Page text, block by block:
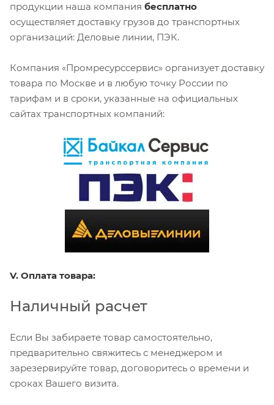
продукции наша компания бесплатно
осуществляет доставку грузов до транспортных
организаций: Деловые линии, ПЭК.
Компания «Промресурссервис» организует доставку
товара по Москве и в любую точку России по
тарифам и в сроки, указанные на официальных
сайтах транспортных компаний:
V. Оплата товара:
Наличный расчет
Если Вы забираете товар самостоятельно,
предварительно свяжитесь с менеджером и
зарезервируйте товар, договоритесь о времени и
сроках Вашего визита.